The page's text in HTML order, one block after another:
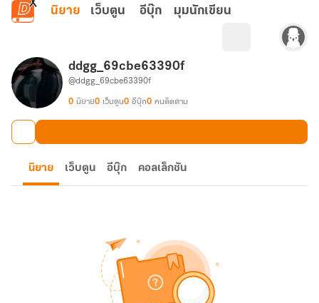
ข้ามไปยังเนื้อหาหลัก
นิยาย เว็บตูน อีบุ๊ก มุมนักเขียน
ddgg_69cbe63390f
@ddgg_69cbe63390f
0 นิยาย0 เว็บตูน0 อีบุ๊ก0 คนติดตาม
นิยาย เว็บตูน อีบุ๊ก คอลเล็กชัน